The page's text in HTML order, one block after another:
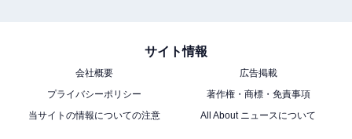
サイト情報
会社概要
広告掲載
プライバシーポリシー
著作権・商標・免責事項
当サイトの情報についての注意
All About ニュースについて